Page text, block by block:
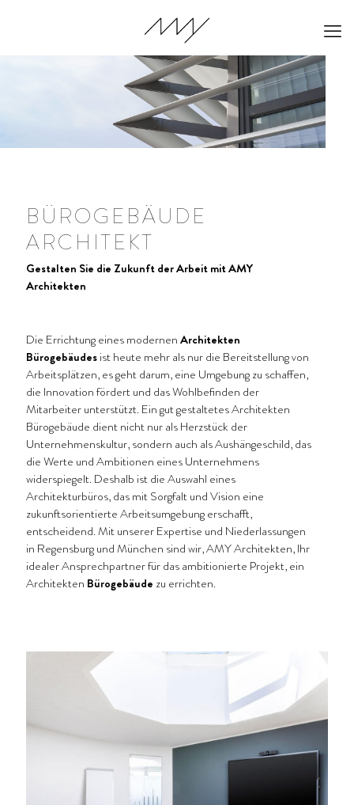
BÜROGEBÄUDE
ARCHITEKT
Gestalten Sie die Zukunft der Arbeit mit AMY
Architekten
Die Errichtung eines modernenArchitekten
Bürogebäudesist heute mehr als nur die Bereitstellung von
Arbeitsplätzen, es geht darum, eine Umgebung zu schaffen,
die Innovation fördert und das Wohlbefinden der
Mitarbeiter unterstützt. Ein gut gestaltetes Architekten
Bürogebäude dient nicht nur als Herzstück der
Unternehmenskultur, sondern auch als Aushängeschild, das
die Werte und Ambitionen eines Unternehmens
widerspiegelt. Deshalb ist die Auswahl eines
Architekturbüros, das mit Sorgfalt und Vision eine
zukunftsorientierte Arbeitsumgebung erschafft,
entscheidend. Mit unserer Expertise und Niederlassungen
in Regensburg und München sind wir, AMY Architekten, Ihr
idealer Ansprechpartner für das ambitionierte Projekt, ein
Architekten Bürogebäude zu errichten.